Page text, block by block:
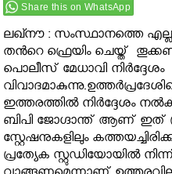
Share this on WhatsApp
ലഖ്നൗ : സംസ്ഥാനത്തെ
തൻറെ ഫ്രെയിം ചെയ്ത്
പൊലീസ് മേധാവി നിര്‍ദ്ദേശം
ഇത്തരത്തില്‍ നിര്‍ദ്ദേശം
ബിപി ജോഗ്ദാന്ത് ആണ് ഇത്
സ്റ്റേഷനുകളിലും
പ്രത്യേക സ്റ്റുഡിയോയില്‍ നിന്ന്